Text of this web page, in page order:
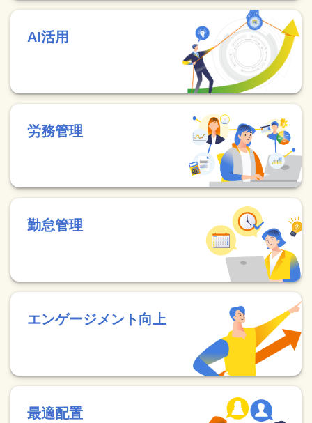
AI活用
労務管理
勤怠管理
エンゲージメント向上
最適配置